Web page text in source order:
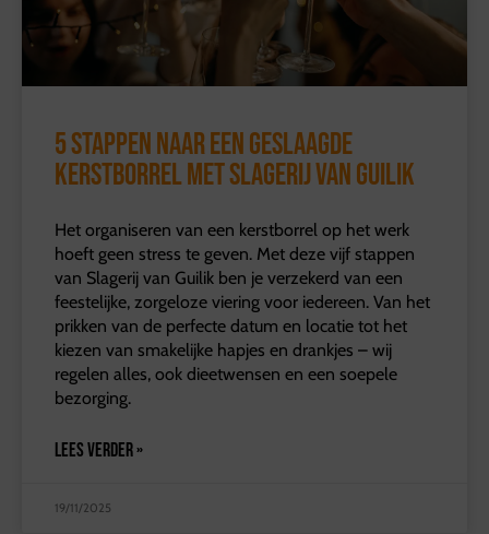
5 stappen naar een geslaagde
kerstborrel met Slagerij van Guilik
Het organiseren van een kerstborrel op het werk
hoeft geen stress te geven. Met deze vijf stappen
van Slagerij van Guilik ben je verzekerd van een
feestelijke, zorgeloze viering voor iedereen. Van het
prikken van de perfecte datum en locatie tot het
kiezen van smakelijke hapjes en drankjes – wij
regelen alles, ook dieetwensen en een soepele
bezorging.
LEES VERDER »
19/11/2025